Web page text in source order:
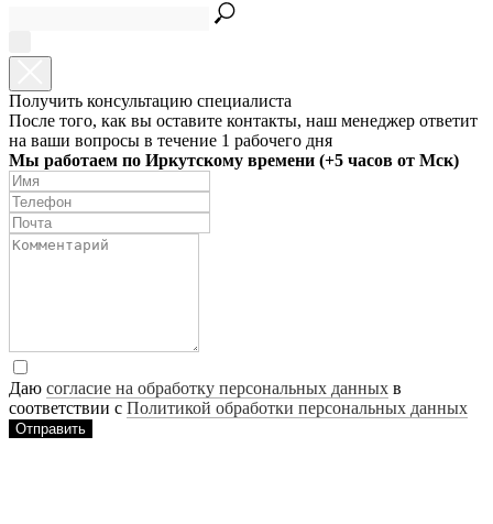
Получить консультацию специалиста
После того, как вы оставите контакты, наш менеджер ответит
на ваши вопросы в течение 1 рабочего дня
Мы работаем по Иркутскому времени (+5 часов от Мск)
Даю согласие на обработку персональных данных в
соответствии с Политикой обработки персональных данных
Отправить